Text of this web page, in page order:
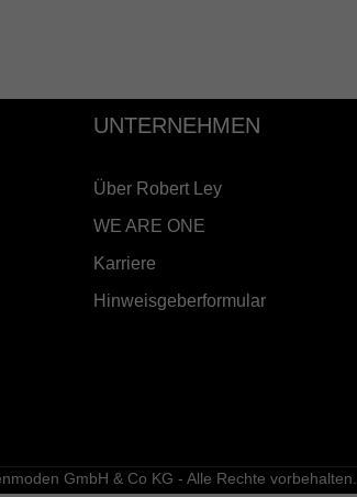
UNTERNEHMEN
Über Robert Ley
WE ARE ONE
Karriere
Hinweisgeberformular
GmbH & Co KG - Alle Rechte vorbehalten.